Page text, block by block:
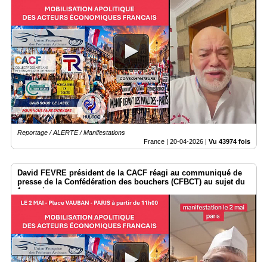
Reportage / ALERTE / Manifestations
France | 20-04-2026 | Vu 43974 fois
David FEVRE président de la CACF réagi au communiqué de
presse de la Confédération des bouchers (CFBCT) au sujet du
1er mai